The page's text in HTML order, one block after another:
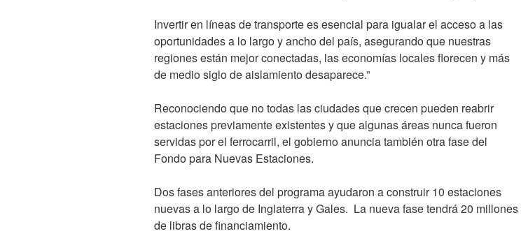
Invertir en líneas de transporte es esencial para igualar el acceso a las
oportunidades a lo largo y ancho del país, asegurando que nuestras
regiones están mejor conectadas, las economías locales florecen y más
de medio siglo de aislamiento desaparece.”
Reconociendo que no todas las ciudades que crecen pueden reabrir
estaciones previamente existentes y que algunas áreas nunca fueron
servidas por el ferrocarril, el gobierno anuncia también otra fase del
Fondo para Nuevas Estaciones.
Dos fases anteriores del programa ayudaron a construir 10 estaciones
nuevas a lo largo de Inglaterra y Gales. La nueva fase tendrá 20 millones
de libras de financiamiento.